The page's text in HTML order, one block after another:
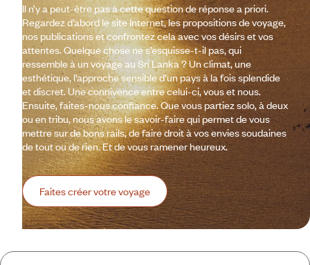
Il n’y a peut-être pas à cette question de réponse a priori.
Regardez d’abord le site Internet, les propositions de voyage,
nos publications et confrontez cela avec vos désirs et vos
attentes. Quelque chose ne s’esquisse-t-il pas, qui
ressemble à un voyage au Sri Lanka ? Un climat, une
esthétique, l’approche sensible d’un pays à la fois splendide
et discret. Une connivence entre celui-ci, vous et nous.
Ensuite, faites-nous confiance. Que vous partiez solo, à deux
ou en tribu, nous avons le savoir-faire qui permet de vous
mettre sur de bons rails, de faire droit à vos envies soudaines
de tout ou de rien. Et de vous ramener heureux.
Faites créer votre voyage